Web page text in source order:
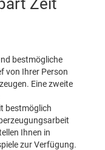
Zeit
bestmögliche
von Ihrer Person
Eine zweite
bestmöglich
Ihnen in
zur Verfügung.